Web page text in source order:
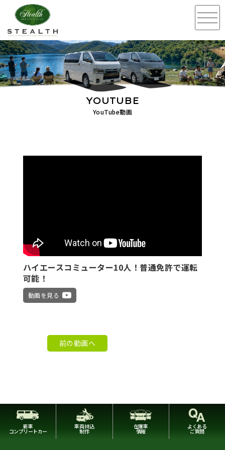
YouTube動画
YOUTUBE
ハイエースコミューター10人！普通免許で運転
可能！
動画を見る
前の動画へ
新車
コンプリートカー
車両持込
制作
在庫車
情報
よくある
ご質問